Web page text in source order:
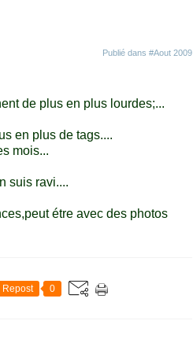
Publié dans #Aout 2009
de plus en plus lourdes;...
en plus de tags....
mois...
suis ravi....
étre avec des photos
Repost 0